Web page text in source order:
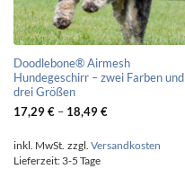
Doodlebone® Airmesh
Hundegeschirr – zwei Farben und
drei Größen
17,29€– 18,49€
inkl. MwSt. zzgl. Versandkosten
Lieferzeit: 3-5 Tage